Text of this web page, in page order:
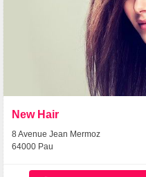
New Hair
8 Avenue Jean Mermoz
64000 Pau